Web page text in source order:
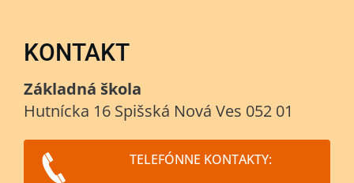
KONTAKT
Základná škola
Hutnícka 16 Spišská Nová Ves 052 01
TELEFÓNNE KONTAKTY: